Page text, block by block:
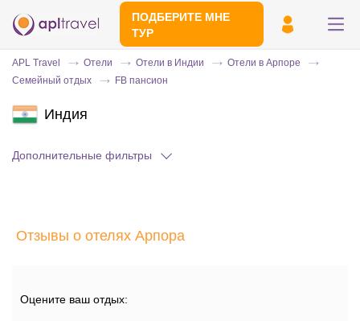
ПОДБЕРИТЕ МНЕ
ТУР
Эксперт свяжется с вами и сделает
APL Travel Отели Отели в Индии
Отели в Арпоре
Семейный отдых
FB пансион
Индия
Дополнительные фильтры
Отзывы о отелях Арпора
Оцените ваш отдых: